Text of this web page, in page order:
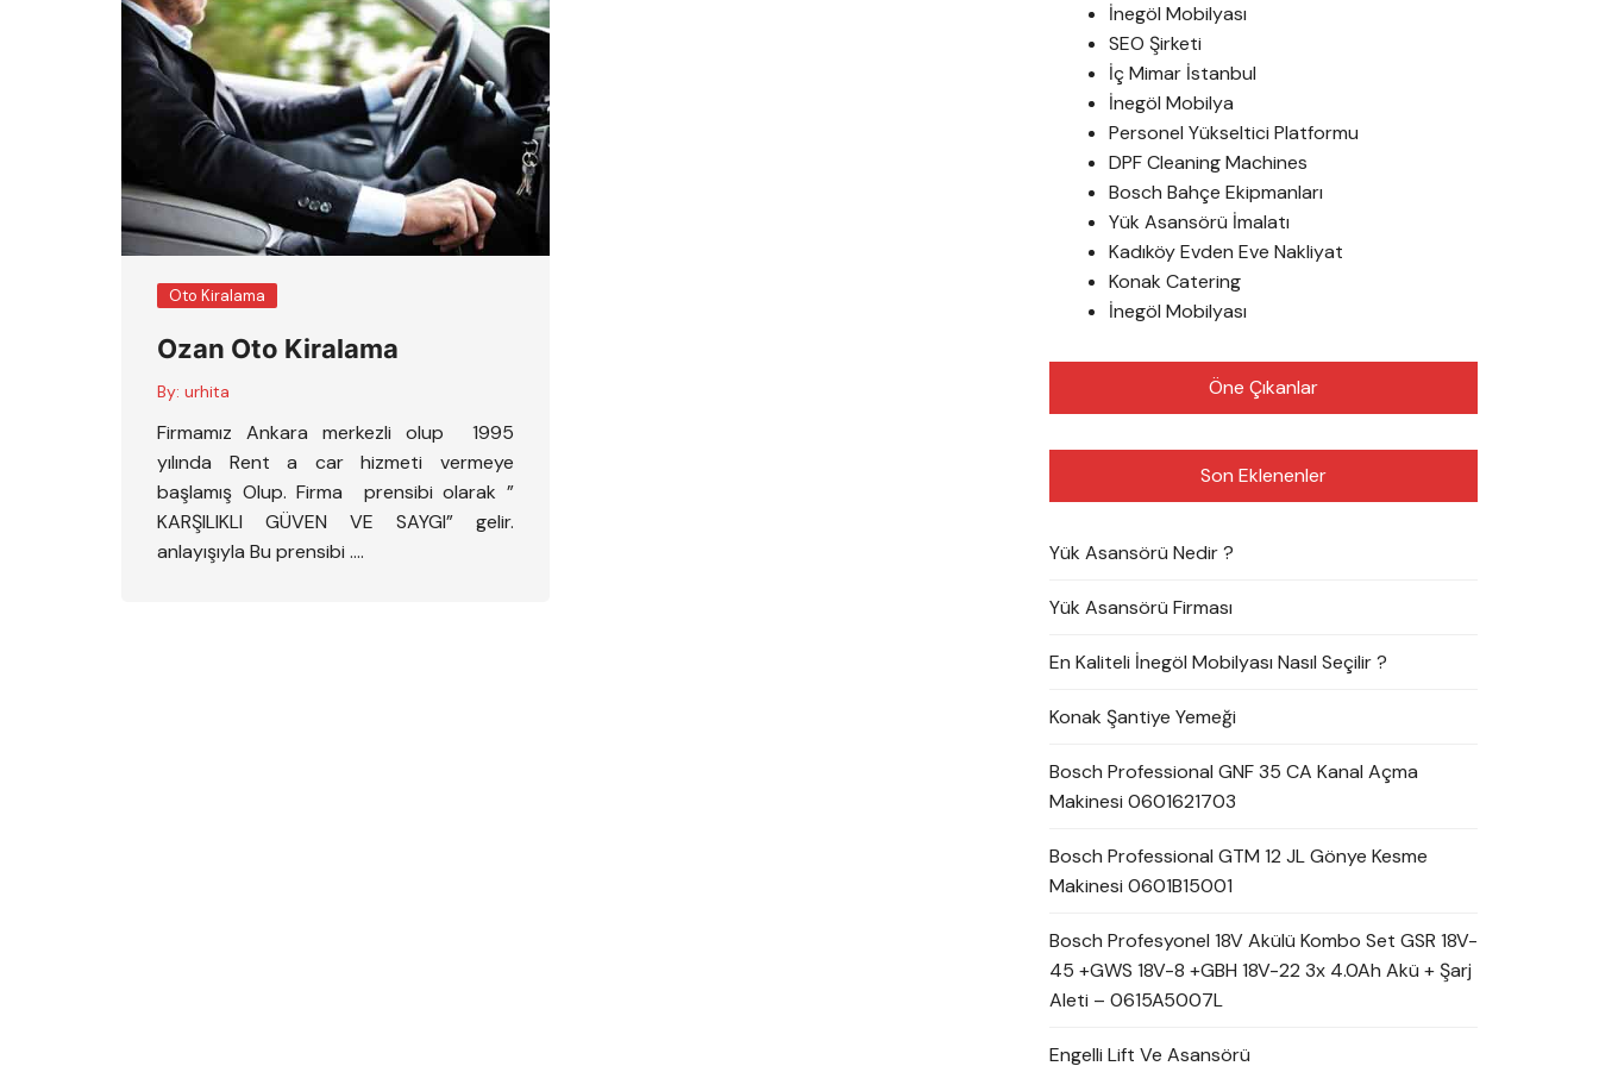
Oto Kiralama
Ozan Oto Kiralama
By: urhita
Firmamız Ankara merkezli olup 1995
yılında Rent a car hizmeti vermeye
başlamış Olup. Firma prensibi olarak ”
KARŞILIKLI GÜVEN VE SAYGI” gelir.
anlayışıyla Bu prensibi ….
İnegöl Mobilyası
SEO Şirketi
İç Mimar İstanbul
İnegöl Mobilya
Personel Yükseltici Platformu
DPF Cleaning Machines
Bosch Bahçe Ekipmanları
Yük Asansörü İmalatı
Kadıköy Evden Eve Nakliyat
Konak Catering
İnegöl Mobilyası
Öne Çıkanlar
Son Eklenenler
Yük Asansörü Nedir ?
Yük Asansörü Firması
En Kaliteli İnegöl Mobilyası Nasıl Seçilir ?
Konak Şantiye Yemeği
Bosch Professional GNF 35 CA Kanal Açma
Makinesi 0601621703
Bosch Professional GTM 12 JL Gönye Kesme
Makinesi 0601B15001
Bosch Profesyonel 18V Akülü Kombo Set GSR 18V-
45 +GWS 18V-8 +GBH 18V-22 3x 4.0Ah Akü + Şarj
Aleti – 0615A5007L
Engelli Lift Ve Asansörü